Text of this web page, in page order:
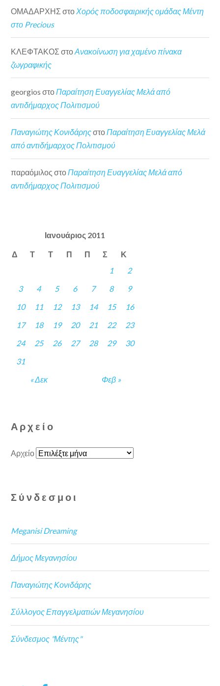
ΟΜΑΔΑΡΧΗΣ στο Χορός ποδοσφαιρικής ομάδας Μέντη
στο Precious
ΚΛΕΦΤΑΚΟΣ στοΑνακοίνωση για χαμένο πίνακα
ζωγραφικής
georgios στοΠαραίτηση Ευαγγελίας Μελά από
αντιδήμαρχος Πολιτισμού
Παναγιώτης ΚονιδάρηςστοΠαραίτηση Ευαγγελίας Μελά
από αντιδήμαρχος Πολιτισμού
παραόμιλος στοΠαραίτηση Ευαγγελίας Μελά από
αντιδήμαρχος Πολιτισμού
Ιανουάριος 2011
Δ Τ Τ Π Π Σ Κ
« Δεκ Φεβ »
1
2
3
4 5 6 7 8
9
10
11 12 13 14 15
16
17
18 19 20 21 22
23
24
25 26 27 28 29
30
31
Αρχείο
Αρχείο
Σύνδεσμοι
Meganisi Dreaming
Δήμος Μεγανησίου
Παναγιώτης Κονιδάρης
Σύλλογος Επαγγελματιών Μεγανησίου
Σύνδεσμος "Μέντης"